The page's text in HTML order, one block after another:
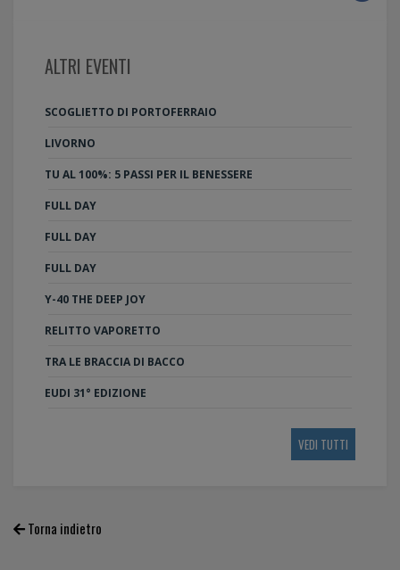
ALTRI EVENTI
SCOGLIETTO DI PORTOFERRAIO
LIVORNO
TU AL 100%: 5 PASSI PER IL BENESSERE
FULL DAY
FULL DAY
FULL DAY
Y-40 THE DEEP JOY
RELITTO VAPORETTO
TRA LE BRACCIA DI BACCO
EUDI 31° EDIZIONE
VEDI TUTTI
Torna indietro